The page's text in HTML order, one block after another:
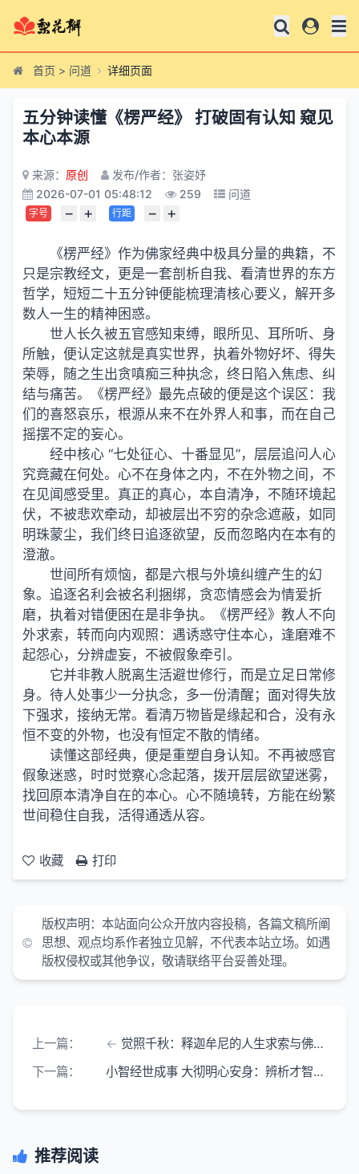
首页 > 问道 详细页面
五分钟读懂《楞严经》 打破固有认知 窥见
本心本源
来源： 原创
发布/作者：张姿妤
2026-07-01 05:48:12
259 问道
字号 − + 行距 − +
《楞严经》作为佛家经典中极具分量的典籍，不
只是宗教经文，更是一套剖析自我、看清世界的东方
哲学，短短二十五分钟便能梳理清核心要义，解开多
数人一生的精神困惑。
世人长久被五官感知束缚，眼所见、耳所听、身
所触，便认定这就是真实世界，执着外物好坏、得失
荣辱，随之生出贪嗔痴三种执念，终日陷入焦虑、纠
结与痛苦。《楞严经》最先点破的便是这个误区： 我
们 的喜怒哀乐，根源从来不在外界人和事，而在自己
摇摆不定的妄心。
经中核心 “七处征心、十番显见”，层层追问人心
究竟藏在何处。心不在身体之内，不在外物之间，不
在见闻感受里。真正的真心，本自清净，不随环境起
伏，不被悲欢牵动，却被层出不穷的杂念遮蔽，如同
明珠蒙尘，我们终日追逐欲望，反而忽略内在本有的
澄澈。
世间所有烦恼，都是六根与外境纠缠产生的幻
象。追逐名利会被名利捆绑，贪恋情感会为情爱折
磨，执着对错便困在是非争执。《楞严经》教人不向
外求索，转而向内观照：遇诱惑守住本心，逢磨难不
起怨心，分辨虚妄，不被假象牵引。
它并非教人脱离生活避世修行，而是立足日常修
身。待人处事少一分执念，多一份清醒；面对得失放
下强求，接纳无常。看清万物皆是缘起和合，没有永
恒不变的外物，也没有恒定不散的情绪。
读懂这部经典，便是重塑自身认知。不再被感官
假象迷惑，时时觉察心念起落，拨开层层欲望迷雾，
找回原本清净自在的本心。心不随境转，方能在纷繁
世间稳住自我，活得通透从容。
收藏 打印
版权声明：本站面向公众开放内容投稿，各篇文稿所阐
思想、观点均系作者独立见解，不代表本站立场。如遇
版权侵权或其他争议，敬请联络平台妥善处理。
上一篇：
觉照千秋：释迦牟尼的人生求索与佛教文明的源远流长
下一篇：
小智经世成事 大彻明心安身：辨析才智与觉悟的人生境界
推荐阅读